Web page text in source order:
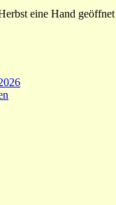
eine Hand